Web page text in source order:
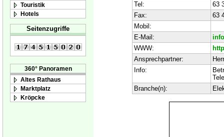
Touristik
Hotels
Seitenzugriffe
360° Panoramen
Altes Rathaus
Marktplatz
Kröpcke
Tel:
63
Fax:
63
Mobil:
E-Mail:
WWW:
Ansprechpartner:
Info:
Branche(n):